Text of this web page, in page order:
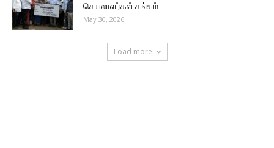
செயலாளர்கள் சங்கம்
May 30, 2026
Load more